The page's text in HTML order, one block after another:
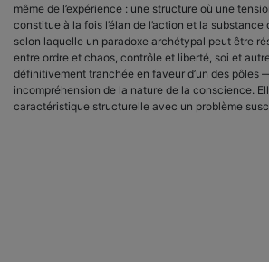
même de l’expérience : une structure où une
constitue à la fois l’élan de l’action et la
selon laquelle un paradoxe archétypal peut être
entre ordre et chaos, contrôle et liberté, soi et
définitivement tranchée en faveur d’un des pôles
incompréhension de la nature de la conscience.
caractéristique structurelle avec un problème